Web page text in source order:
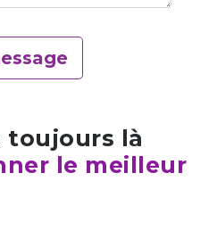
toujours là
le meilleur